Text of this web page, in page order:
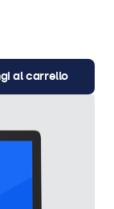
al carrello